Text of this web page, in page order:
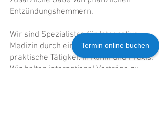
Termin online buchen
Entzündungshemmern.
Wir sind Spezialisten für Integrative
Medizin durch eine langjährige
praktische Tätigkeit in Klinik und Praxis.
Wir halten international Vorträge zu